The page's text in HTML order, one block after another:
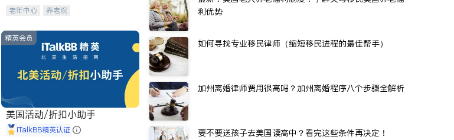
老年中心 养老院
精英会员
美国活动/折扣小助手
iTalkBB精英认证
利优势
如何寻找专业移民律师（缩短移民进程的最佳帮手）
加州离婚律师费用很高吗？加州离婚程序八个步骤全解析
要不要送孩子去美国读高中？看完这些条件再决定！